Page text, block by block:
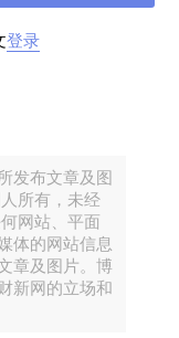
不到。
割裂成两块，感
情的态度截然不
、必然的、自由
，心情都是轻快
法师李叔同异常
登录
布文章及图
所有，未经
网站、平面
体的网站信息
章及图片。博
新网的立场和